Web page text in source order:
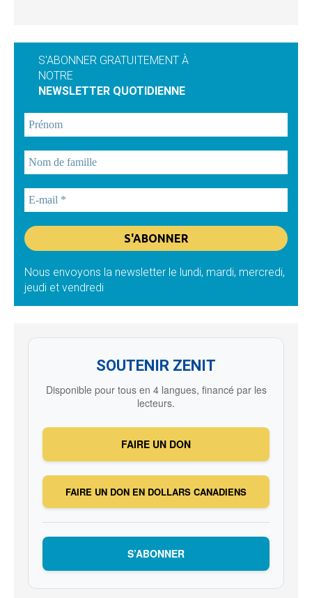
S'ABONNER GRATUITEMENT À
NOTRE
NEWSLETTER QUOTIDIENNE
Nous envoyons la newsletter le lundi, mardi, mercredi,
jeudi et vendredi
SOUTENIR ZENIT
Disponible pour tous en 4 langues, financé par les
lecteurs.
FAIRE UN DON
FAIRE UN DON EN DOLLARS CANADIENS
S’ABONNER